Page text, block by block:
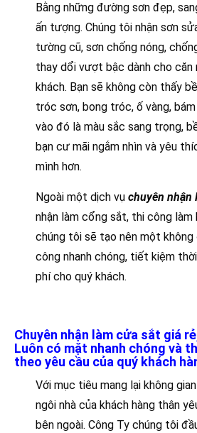
Bằng những đường sơn đẹp,
ấn tượng. Chúng tôi nhận sơn
tường cũ, sơn chống nóng,
thay dổi vượt bậc dành cho căn
khách. Bạn sẽ không còn thấy
tróc sơn, bong tróc, ố vàng,
vào đó là màu sắc sang trọng,
bạn cư mãi ngắm nhìn và yêu
mình hơn.
Ngoài một dịch vụ chuyên nhận
nhận làm cổng sắt, thi công làm
chúng tôi sẽ tạo nên một không
công nhanh chóng, tiết kiệm
phí cho quý khách.
Chuyên nhận làm cửa sắt giá
Luôn có mặt nhanh chóng và
theo yêu cầu của quý khách
Với mục tiêu mang lại không
ngôi nhà của khách hàng thân
bên ngoài. Công Ty chúng tôi